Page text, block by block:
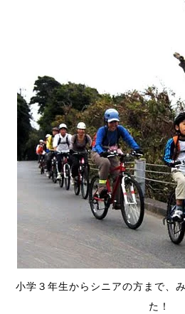
小学３年生からシニアの方まで、
た！